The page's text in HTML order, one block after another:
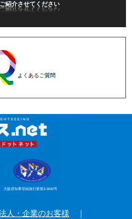
紹介させてください
よくあるご質問
大阪府知事登録旅行業第3-3042号
人・企業のお客様 ｜